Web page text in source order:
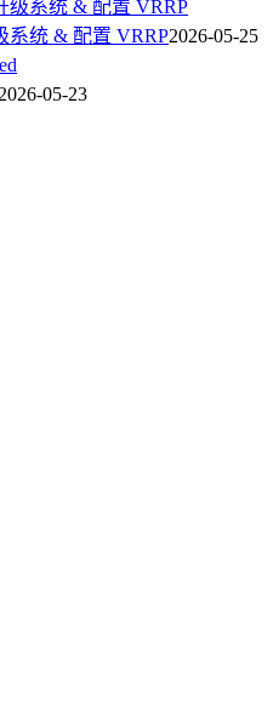
系统 & 配置 VRRP2026-05-25
2026-05-23